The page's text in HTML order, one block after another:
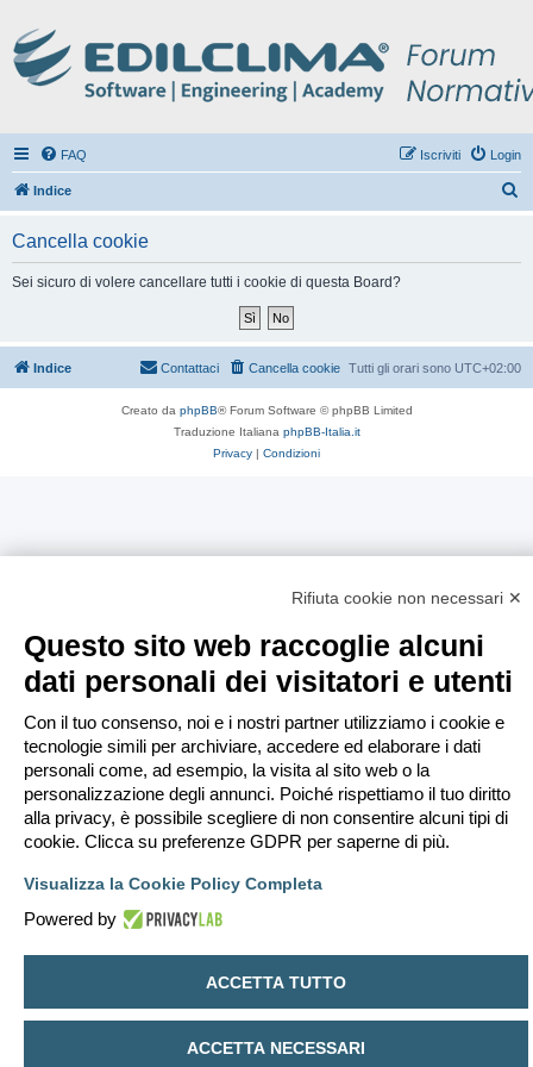
FAQ Login
Iscriviti
Indice
Cancella cookie
Sei sicuro di volere cancellare tutti i cookie di questa Board?
Indice Tutti gli orari sono UTC+02:00
Cancella cookie
Contattaci
Creato da phpBB® Forum Software © phpBB Limited
Traduzione Italiana phpBB-Italia.it
Privacy | Condizioni
Rifiuta cookie non necessari ✕
Questo sito web raccoglie alcuni
dati personali dei visitatori e utenti
Con il tuo consenso, noi e i nostri partner utilizziamo i cookie e
tecnologie simili per archiviare, accedere ed elaborare i dati
personali come, ad esempio, la visita al sito web o la
personalizzazione degli annunci. Poiché rispettiamo il tuo diritto
alla privacy, è possibile scegliere di non consentire alcuni tipi di
cookie. Clicca su preferenze GDPR per saperne di più.
Visualizza la Cookie Policy Completa
Powered by
ACCETTA TUTTO
ACCETTA NECESSARI